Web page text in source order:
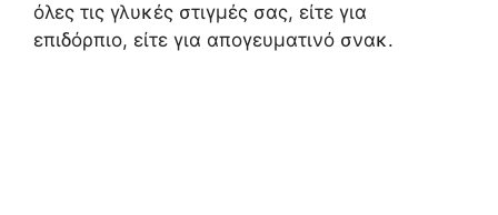
όλες τις γλυκές στιγμές σας, είτε για
επιδόρπιο, είτε για απογευματινό σνακ.